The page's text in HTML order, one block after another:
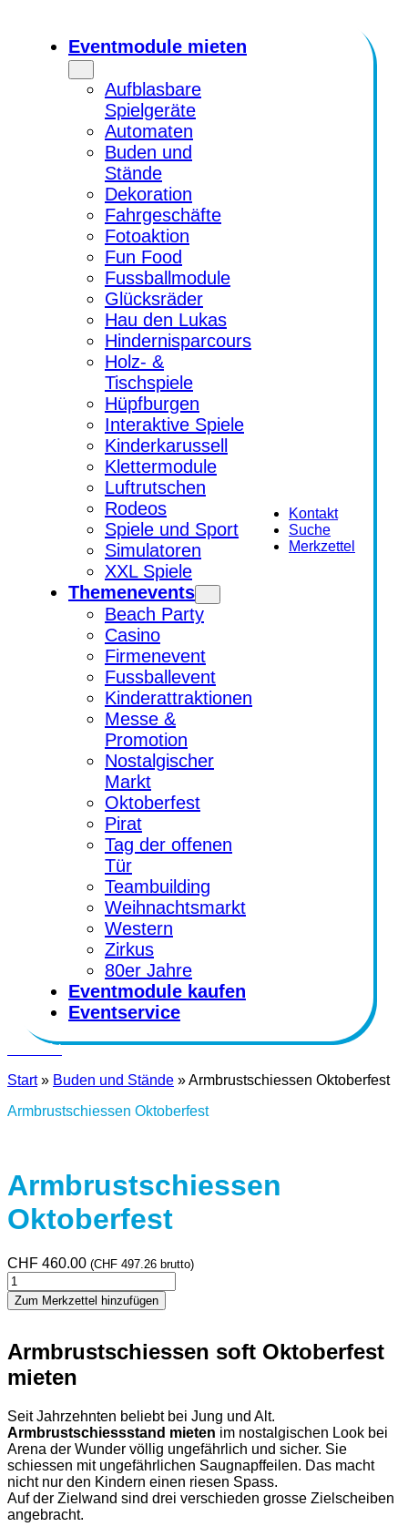
Eventmodule mieten
Aufblasbare
Spielgeräte
Automaten
Buden und
Stände
Dekoration
Fahrgeschäfte
Fotoaktion
Fun Food
Fussballmodule
Glücksräder
Hau den Lukas
Hindernisparcours
Holz- &
Tischspiele
Hüpfburgen
Interaktive Spiele
Kinderkarussell
Klettermodule
Luftrutschen
Rodeos
Spiele und Sport
Simulatoren
XXL Spiele
Themenevents
Beach Party
Casino
Firmenevent
Fussballevent
Kinderattraktionen
Messe &
Promotion
Nostalgischer
Markt
Oktoberfest
Pirat
Tag der offenen
Tür
Teambuilding
Weihnachtsmarkt
Western
Zirkus
80er Jahre
Eventmodule kaufen
Eventservice
Kontakt
Suche
Merkzettel
Kontakt
Start» Buden und Stände »Armbrustschiessen Oktoberfest
Armbrustschiessen Oktoberfest
Armbrustschiessen
Oktoberfest
CHF 460.00 (CHF 497.26 brutto)
Armbrustschiessen
Oktoberfest
Menge
Zum Merkzettel hinzufügen
Armbrustschiessen soft Oktoberfest
mieten
Seit Jahrzehnten beliebt bei Jung und Alt.
Armbrustschiessstand mieten im nostalgischen Look bei
Arena der Wunder völlig ungefährlich und sicher. Sie
schiessen mit ungefährlichen Saugnapffeilen. Das macht
nicht nur den Kindern einen riesen Spass.
Auf der Zielwand sind drei verschieden grosse Zielscheiben
angebracht.